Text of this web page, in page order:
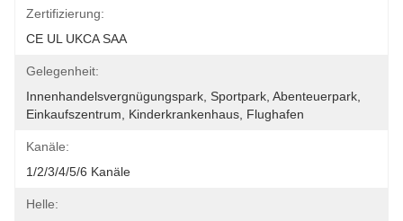
Zertifizierung:
CE UL UKCA SAA
Gelegenheit:
Innenhandelsvergnügungspark, Sportpark, Abenteuerpark,
Einkaufszentrum, Kinderkrankenhaus, Flughafen
Kanäle:
1/2/3/4/5/6 Kanäle
Helle: